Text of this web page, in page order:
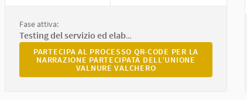
Fase attiva:
Testing del servizio ed elaborazione delle Linee Guida
PARTECIPA AL PROCESSO QR-CODE PER LA
PARTECIPA AL PROCESSO QR-CODE PER LA
NARRAZIONE PARTECIPATA DELL’UNIONE
VALNURE VALCHERO